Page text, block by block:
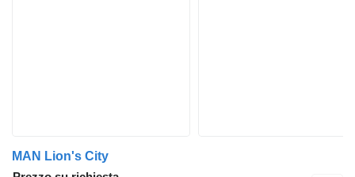
MAN Lion's City